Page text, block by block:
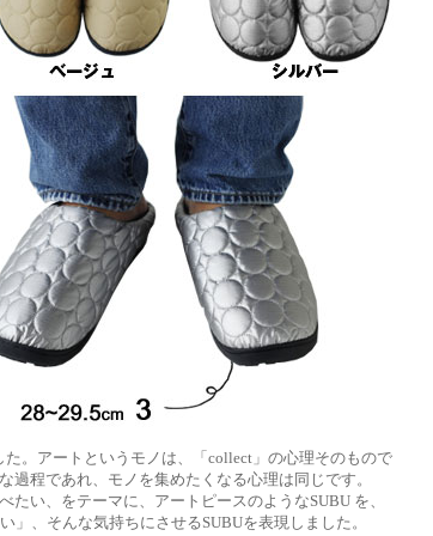
。アートというモノは、「collect」の心理そのもので
程であれ、モノを集めたくなる心理は同じです。
い、をテーマに、アートピースのようなSUBU を、
、そんな気持ちにさせるSUBUを表現しました。